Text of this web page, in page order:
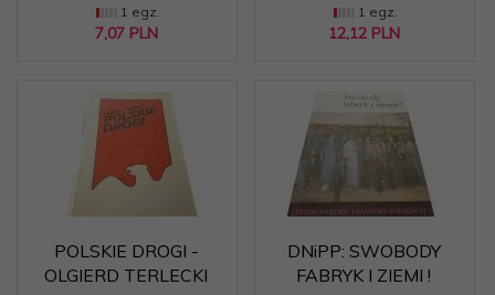
1 egz.
7,07 PLN
1 egz.
12,12 PLN
POLSKIE DROGI -
OLGIERD TERLECKI
DNiPP: SWOBODY
FABRYK I ZIEMI !